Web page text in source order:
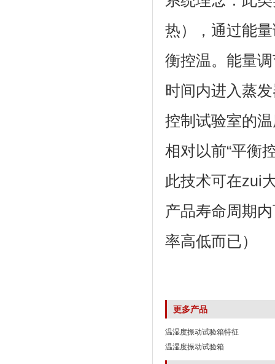
热），通过
衡控温。能量
时间内进入蒸发
控制试验室的温度
相对以前“平衡控
此技术可在zui
产品寿命周期
率高低而已）
更多产品
温湿度振动试验箱特征
温湿度振动试验箱